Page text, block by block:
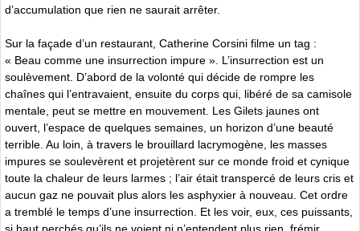
d’accumulation que rien ne saurait arrêter.
Sur la façade d’un restaurant, Catherine Corsini filme un tag :
« Beau comme une insurrection impure ». L’insurrection est un
soulèvement. D’abord de la volonté qui décide de rompre les
chaînes qui l’entravaient, ensuite du corps qui, libéré de sa camisole
mentale, peut se mettre en mouvement. Les Gilets jaunes ont
ouvert, l’espace de quelques semaines, un horizon d’une beauté
terrible. Au loin, à travers le brouillard lacrymogène, les masses
impures se soulevèrent et projetèrent sur ce monde froid et cynique
toute la chaleur de leurs larmes ; l’air était transpercé de leurs cris et
aucun gaz ne pouvait plus alors les asphyxier à nouveau. Cet ordre
a tremblé le temps d’une insurrection. Et les voir, eux, ces puissants,
si haut perchés qu’ils ne voient ni n’entendent plus rien, frémir